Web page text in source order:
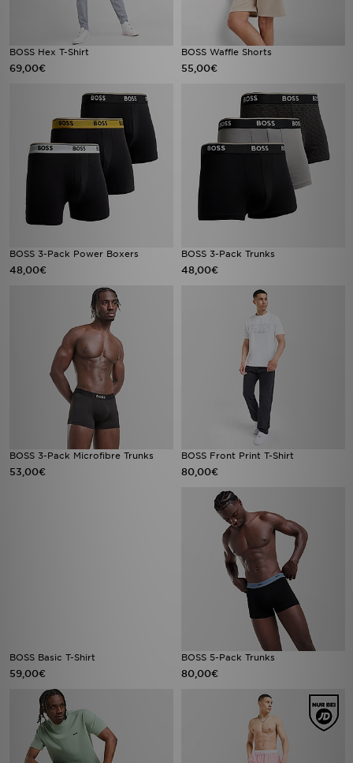
BOSS Hex T-Shirt
69,00€
BOSS Waffle Shorts
55,00€
BOSS 3-Pack Power Boxers
48,00€
BOSS 3-Pack Trunks
48,00€
BOSS 3-Pack Microfibre Trunks
53,00€
BOSS Front Print T-Shirt
80,00€
BOSS Basic T-Shirt
59,00€
BOSS 5-Pack Trunks
80,00€